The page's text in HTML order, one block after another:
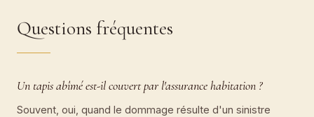
Questions fréquentes
Un tapis abîmé est-il couvert par l'assurance habitation ?
Souvent, oui, quand le dommage résulte d'un sinistre